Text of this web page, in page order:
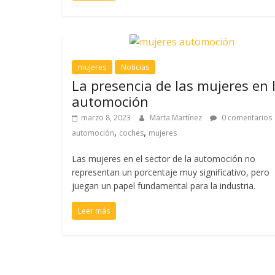
mujeres Noticias
La presencia de las mujeres en
automoción
marzo 8, 2023 Marta Martínez
0 comentarios
automoción, coches, mujeres
Las mujeres en el sector de la automoción no
representan un porcentaje muy significativo, pero
juegan un papel fundamental para la industria.
Leer más